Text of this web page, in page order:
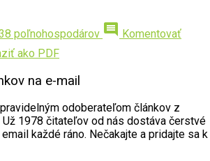
poľnohospodárov comment Komentovať
ako PDF
na e-mail
odoberateľom článkov z
1978 čitateľov od nás dostáva čerstvé
každé ráno. Nečakajte a pridajte sa k